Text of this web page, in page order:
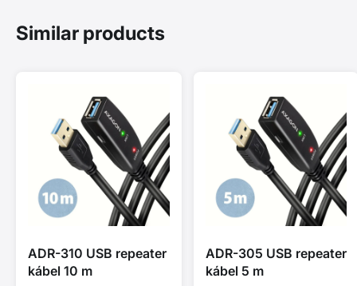
Similar products
ADR-310 USB repeater
kábel 10 m
ADR-305 USB repeater
kábel 5 m